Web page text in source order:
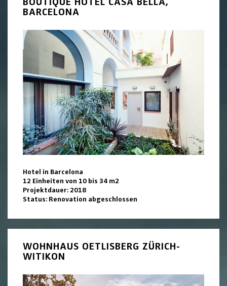
BARCELONA
Hotel in Barcelona
12 Einheiten von 10 bis 34 m2
Projektdauer: 2018
Status: Renovation abgeschlossen
WOHNHAUS OETLISBERG ZÜRICH-
WITIKON